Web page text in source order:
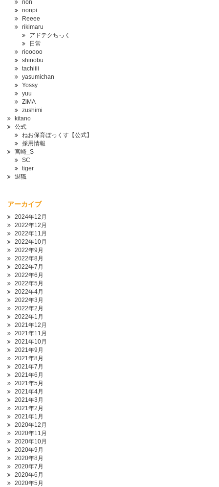
non
nonpi
Reeee
rikimaru
アドテクちっく
日常
riooooo
shinobu
tachiiii
yasumichan
Yossy
yuu
ZiMA
zushimi
kitano
公式
ねお保育ぼっくす【公式】
採用情報
宮崎_S
SC
tiger
退職
アーカイブ
2024年12月
2022年12月
2022年11月
2022年10月
2022年9月
2022年8月
2022年7月
2022年6月
2022年5月
2022年4月
2022年3月
2022年2月
2022年1月
2021年12月
2021年11月
2021年10月
2021年9月
2021年8月
2021年7月
2021年6月
2021年5月
2021年4月
2021年3月
2021年2月
2021年1月
2020年12月
2020年11月
2020年10月
2020年9月
2020年8月
2020年7月
2020年6月
2020年5月